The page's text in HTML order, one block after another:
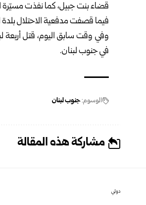
قضاء بنت جبيل، كما نفذت مسيّرة
فيما قصفت مدفعية الاحتلال
وفي وقت سابق اليوم، قتل أربعة
في جنوب لبنان.
الوسوم:جنوب لبنان
مشاركة هذه المقالة
دولي